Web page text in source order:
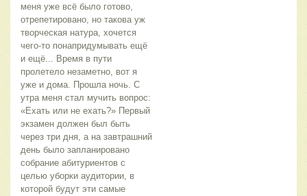
меня уже всё было готово,
отрепетировано, но такова уж
творческая натура, хочется
чего-то понапридумывать ещё
и ещё... Время в пути
пролетело незаметно, вот я
уже и дома. Прошла ночь. С
утра меня стал мучить вопрос:
«Ехать или не ехать?» Первый
экзамен должен был быть
через три дня, а на завтрашний
день было запланировано
собрание абитуриентов с
целью уборки аудитории, в
которой будут эти самые